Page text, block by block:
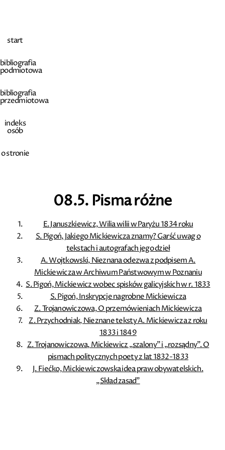
start
bibliografia
podmiotowa
bibliografia
przedmiotowa
indeks
osób
o stronie
08.5. Pisma różne
E. Januszkiewicz, Wilia wilii w Paryżu 1834 roku
S. Pigoń, Jakiego Mickiewicza znamy? Garść uwag o
tekstach i autografach jego dzieł
A. Wojtkowski, Nieznana odezwa z podpisem A.
Mickiewicza w Archiwum Państwowym w Poznaniu
S. Pigoń, Mickiewicz wobec spisków galicyjskich w r. 1833
S. Pigoń, Inskrypcje nagrobne Mickiewicza
Z. Trojanowiczowa, O przemówieniach Mickiewicza
Z. Przychodniak, Nieznane teksty A. Mickiewicza z roku
1833 i 1849
Z. Trojanowiczowa, Mickiewicz „szalony” i „rozsądny”. O
pismach politycznych poety z lat 1832-1833
J. Fiećko, Mickiewiczowska idea praw obywatelskich.
„Skład zasad”